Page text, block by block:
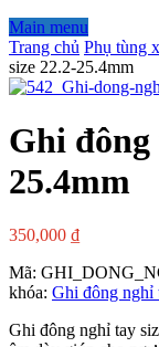
Main menu
Trang chủ Phụ tùng
size 22.2-25.4mm
Ghi đông
25.4mm
350,000 ₫
Mã:
khóa: Ghi đông nghỉ
Ghi đông nghỉ tay